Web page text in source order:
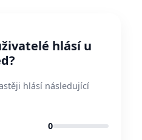
hlásí u
hlásí následující
0